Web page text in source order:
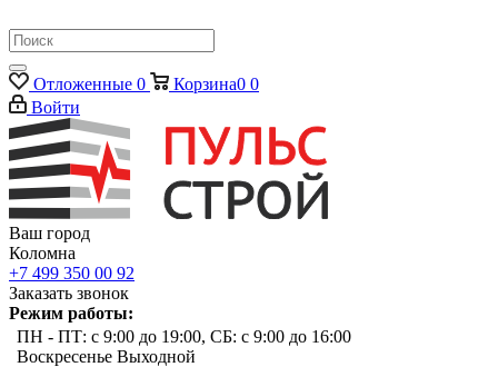
Отложенные 0 Корзина0 0
Войти
Ваш город
Коломна
+7 499 350 00 92
Заказать звонок
Режим работы:
ПН - ПТ: с 9:00 до 19:00, СБ: с 9:00 до 16:00
Воскресенье Выходной